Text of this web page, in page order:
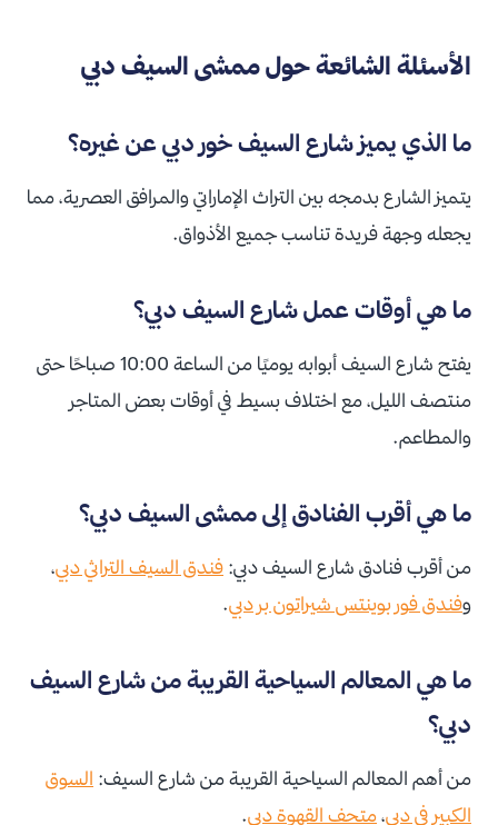
الأسئلة الشائعة حول ممشى السيف دبي
ما الذي يميز شارع السيف خور دبي عن غيره؟
يتميز الشارع بدمجه بين التراث الإماراتي والمرافق العصرية، مما
يجعله وجهة فريدة تناسب جميع الأذواق.
ما هي أوقات عمل شارع السيف دبي؟
يفتح شارع السيف أبوابه يوميًا من الساعة 10:00 صباحًا حتى
منتصف الليل، مع اختلاف بسيط في أوقات بعض المتاجر
والمطاعم.
ما هي أقرب الفنادق إلى ممشى السيف دبي؟
من أقرب فنادق شارع السيف دبي: فندق السيف التراثي دبي،
وفندق فور بوينتس شيراتون بر دبي.
ما هي المعالم السياحية القريبة من شارع السيف
دبي؟
من أهم المعالم السياحية القريبة من شارع السيف: السوق
الكبير في دبي،متحف القهوة دبي.